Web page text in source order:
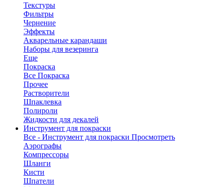
Текстуры
Фильтры
Чернение
Эффекты
Акварельные карандаши
Наборы для везеринга
Еще
Покраска
Все Покраска
Прочее
Растворители
Шпаклевка
Полироли
Жидкости для декалей
Инструмент для покраски
Все - Инструмент для покраски Просмотреть
Аэрографы
Компрессоры
Шланги
Кисти
Шпатели